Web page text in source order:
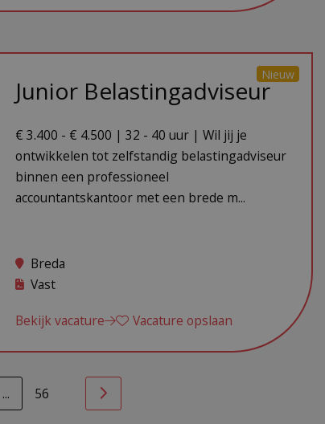
Junior Belastingadviseur
Nieuw
€ 3.400 - € 4.500 | 32 - 40 uur | Wil jij je
ontwikkelen tot zelfstandig belastingadviseur
binnen een professioneel
accountantskantoor met een brede m...
Breda
Vast
Bekijk vacature Vacature opslaan
... 56